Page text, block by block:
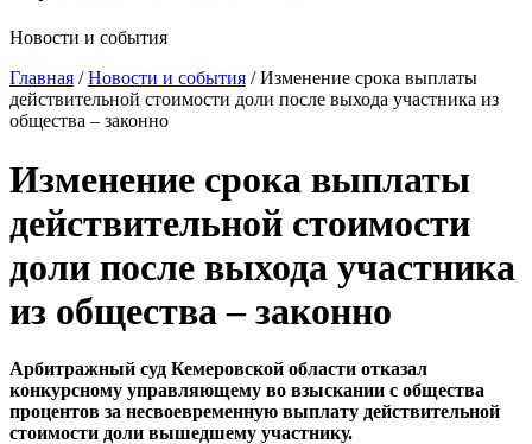
Новости и события
Главная /Новости и события /Изменение срока выплаты
действительной стоимости доли после выхода участника из
общества – законно
Изменение срока выплаты
действительной стоимости
доли после выхода участника
из общества – законно
Арбитражный суд Кемеровской области отказал
конкурсному управляющему во взыскании с общества
процентов за несвоевременную выплату действительной
стоимости доли вышедшему участнику.